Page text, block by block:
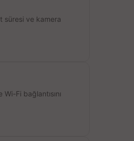
süresi ve kamera
Fi bağlantısını